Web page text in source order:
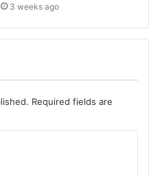
3 weeks ago
Required fields are